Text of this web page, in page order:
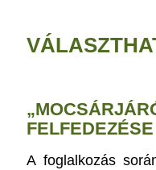
FELFEDEZÉSE
A foglalkozás